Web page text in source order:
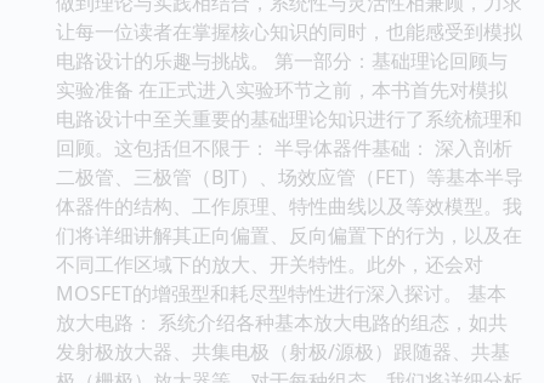
让每一位读者在掌握核心知识的同时，也能感受到模拟
电路设计的乐趣与挑战。 第一部分：基础理论回顾与
实验准备 在正式进入实验环节之前，本书首先对模拟
电路设计中至关重要的基础理论知识进行了系统梳理和
回顾。这包括但不限于： 半导体器件基础： 深入剖析
二极管、三极管（BJT）、场效应管（FET）等基本半导
体器件的结构、工作原理、特性曲线以及等效模型。我
们将详细讲解其正向偏置、反向偏置下的行为，以及在
不同工作区域下的放大、开关特性。此外，还会对
MOSFET的增强型和耗尽型特性进行深入探讨。 基本
放大电路： 系统介绍各种基本放大电路的组态，如共
发射极放大器、共集电极（射极/源极）跟随器、共基